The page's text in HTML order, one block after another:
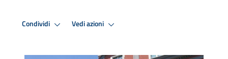
Condividi Vedi azioni